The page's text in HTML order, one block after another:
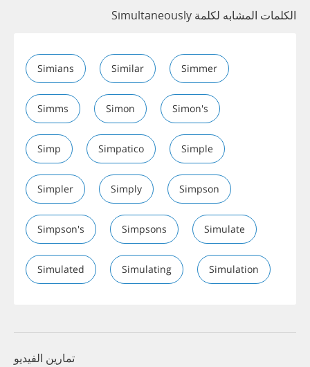
الكلمات المشابه لكلمة Simultaneously
Simians Similar Simmer
Simms Simon Simon's
Simp Simpatico Simple
Simpler Simply Simpson
Simpson's Simpsons Simulate
Simulated Simulating Simulation
تمارين الفيديو